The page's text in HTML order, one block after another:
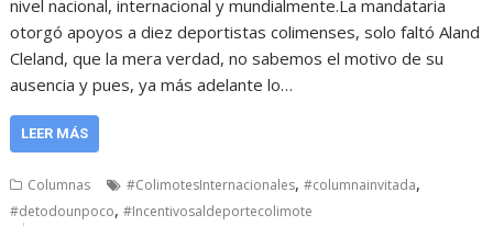
nivel nacional, internacional y mundialmente.La mandataria
otorgó apoyos a diez deportistas colimenses, solo faltó Aland
Cleland, que la mera verdad, no sabemos el motivo de su
ausencia y pues, ya más adelante lo…
LEER MÁS
Columnas #ColimotesInternacionales,#columnainvitada,
#detodounpoco,#Incentivosaldeportecolimote